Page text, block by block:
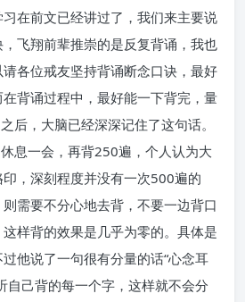
在前文已经讲过了，我们来主要说
飞翔前辈推崇的是反复背诵，我也
各位戒友坚持背诵断念口诀，最好
背诵过程中，最好能一下背完，量
后，大脑已经深深记住了这句话。
息一会，再背250遍，个人认为大
，深刻程度并没有一次500遍的
需要不分心地去背，不要一边背口
样背的效果是几乎为零的。具体是
他说了一句很有分量的话“心念耳
自己背的每一个字，这样就不会分